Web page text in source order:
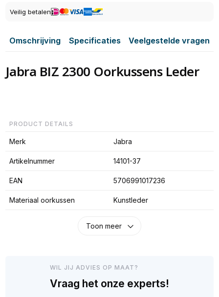
Veilig betalen
Omschrijving Specificaties Veelgestelde vragen
Jabra BIZ 2300 Oorkussens Leder
PRODUCT DETAILS
Merk Jabra
Artikelnummer 14101-37
EAN 5706991017236
Materiaal oorkussen Kunstleder
Toon meer
WIL JIJ ADVIES OP MAAT?
Vraag het onze experts!